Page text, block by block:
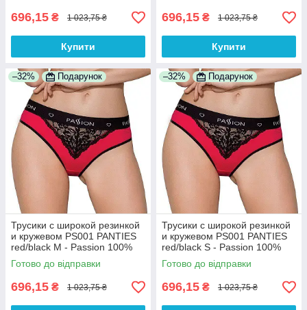
696,15 ₴ 1 023,75 ₴
Купити
696,15 ₴ 1 023,75 ₴
Купити
–32% Подарунок
Трусики с широкой резинкой
и кружевом PS001 PANTIES
red/black M - Passion 100%
Анонімності
Готово до відправки
696,15 ₴ 1 023,75 ₴
–32% Подарунок
Трусики с широкой резинкой
и кружевом PS001 PANTIES
red/black S - Passion 100%
Анонімності
Готово до відправки
696,15 ₴ 1 023,75 ₴